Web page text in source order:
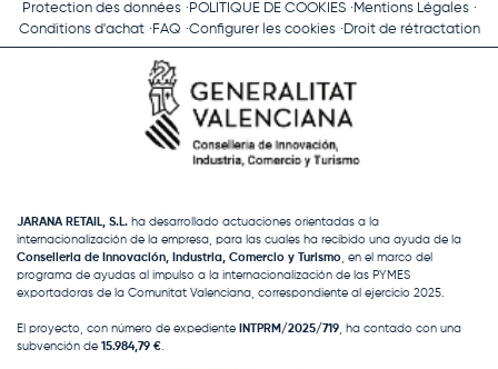
Protection des données
POLITIQUE DE COOKIES
Mentions Légales
Conditions d'achat
FAQ Configurer les cookies Droit de rétractation
JARANA RETAIL, S.L. ha desarrollado actuaciones orientadas a la
internacionalización de la empresa, para las cuales ha recibido una ayuda de la
Conselleria de Innovación, Industria, Comercio y Turismo , en el marco del
programa de ayudas al impulso a la internacionalización de las PYMES
exportadoras de la Comunitat Valenciana, correspondiente al ejercicio 2025.
El proyecto, con número de expediente INTPRM/2025/719 , ha contado con una
subvención de 15.984,79 €